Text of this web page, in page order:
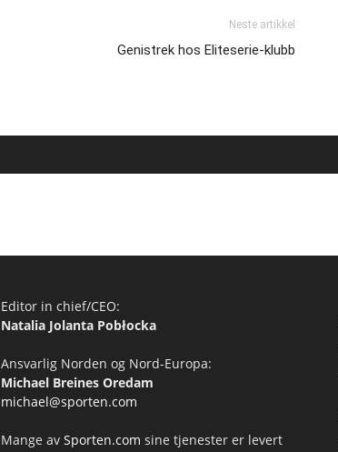
Neste artikkel
Genistrek hos Eliteserie-klubb
Editor in chief/CEO:
Natalia Jolanta Pobłocka
Ansvarlig Norden og Nord-Europa:
Michael Breines Oredam
michael@sporten.com
Mange av Sporten.com sine tjenester er levert